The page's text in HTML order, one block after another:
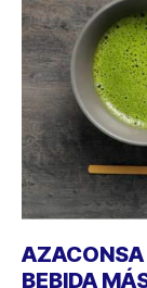
AZACONSA
BEBIDA